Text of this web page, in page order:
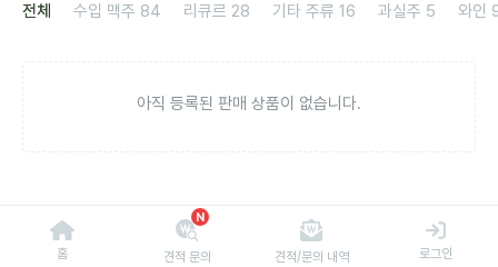
전체 수입 맥주 84 리큐르 28 기타 주류 16 과실주 5 와인
아직 등록된 판매 상품이 없습니다.
홈
N
견적 문의 견적/문의 내역 로그인